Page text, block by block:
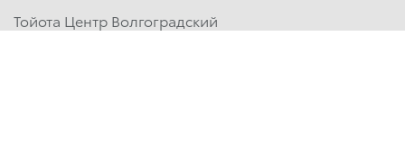
Тойота Центр Волгоградский